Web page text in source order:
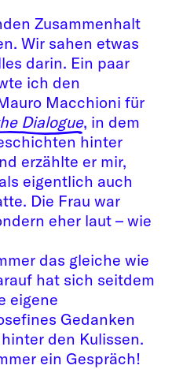
Zusammenhalt
Wir sahen etwas
darin. Ein paar
ich den
Macchioni für
Dialogue, in dem
hinter
erzählte er mir,
eigentlich auch
Die Frau war
eher laut – wie
das gleiche wie
hat sich seitdem
eigene
Gedanken
den Kulissen.
ein Gespräch!